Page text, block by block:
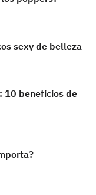
sexy de belleza
10 beneficios de